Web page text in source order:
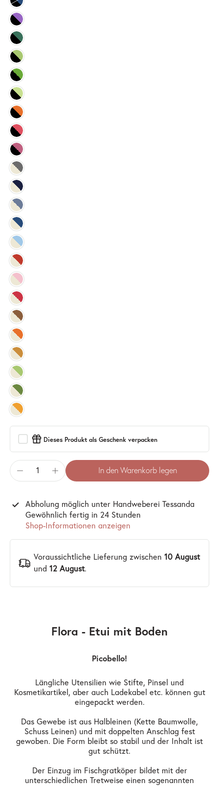
Dieses Produkt als Geschenk verpacken
In den Warenkorb legen
Abholung möglich unter Handweberei Tessanda
Gewöhnlich fertig in 24 Stunden
Shop-Informationen anzeigen
Voraussichtliche Lieferung zwischen 10 August
und 12 August.
Flora - Etui mit Boden
Picobello!
Längliche Utensilien wie Stifte, Pinsel und
Kosmetikartikel, aber auch Ladekabel etc. können gut
eingepackt werden.
Das Gewebe ist aus Halbleinen (Kette Baumwolle,
Schuss Leinen) und mit doppelten Anschlag fest
gewoben. Die Form bleibt so stabil und der Inhalt ist
gut schützt.
Der Einzug im Fischgratköper bildet mit der
unterschiedlichen Tretweise einen sogenannten